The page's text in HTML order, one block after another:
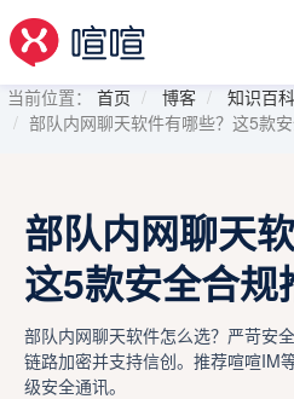
当前位置： 首页 博客
知识百科
部队内网聊天软件有哪些？这5款
部队内网聊天
这5款安全合规
部队内网聊天软件怎么选？严苛安
链路加密并支持信创。推荐喧喧IM
级安全通讯。